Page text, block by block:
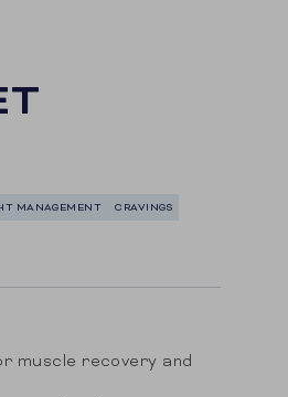
MANAGEMENT CRAVINGS
muscle recovery and